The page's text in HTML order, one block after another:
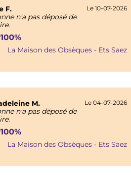
F. Le 10-07-2026
n'a pas déposé de
100%
La Maison des Obsèques - Ets Saez
M. Le 04-07-2026
n'a pas déposé de
100%
La Maison des Obsèques - Ets Saez